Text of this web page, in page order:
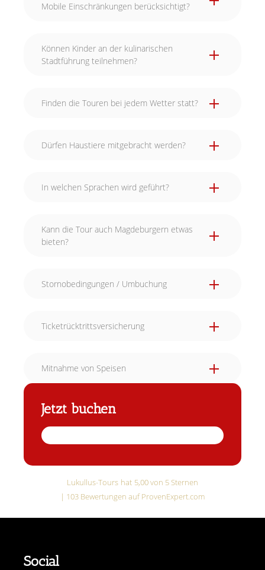
Mobile Einschränkungen berücksichtigt?
Können Kinder an der kulinarischen
Stadtführung teilnehmen?
Finden die Touren bei jedem Wetter statt?
Dürfen Haustiere mitgebracht werden?
In welchen Sprachen wird geführt?
Kann die Tour auch Magdeburgern etwas
bieten?
Stornobedingungen / Umbuchung
Ticketrücktrittsversicherung
Mitnahme von Speisen
Jetzt buchen
Lukullus-Tours hat 5,00von 5Sternen
| 103 Bewertungen auf ProvenExpert.com
Social